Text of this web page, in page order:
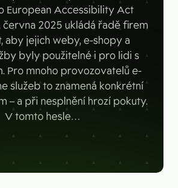
Collabim
ActiveCampaign
Apollo
Leady
Merk
Pipedrive
Kontakt
European Accessibility Act
června 2025 ukládá řadě firem
aby jejich weby, e-shopy a
byly použitelné i pro lidi s
Pro mnoho provozovatelů e-
služeb to znamená konkrétní
– a při nesplnění hrozí pokuty.
V tomto hesle…